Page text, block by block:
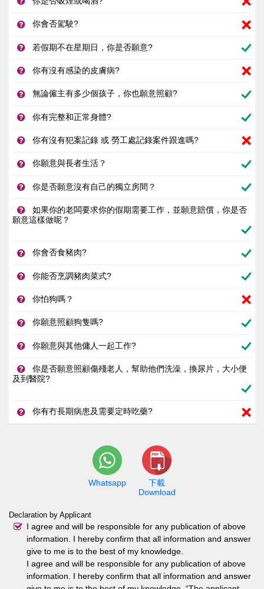
你會否駕駛?
若假期不在星期日，你是否願意?
你有沒有感染的皮膚病?
無論僱主有多少個孩子，你也願意照顧?
你有完整和正常身體?
你有沒有犯案記錄 或 勞工處記錄案件跟進嗎?
你願意與長者生活？
你是否願意沒有自己的獨立房間？
如果你的老闆要求你的假期需要工作，並願意賠償，你是否
願意這樣做呢？
你會否食豬肉?
你能否烹調豬肉菜式?
你怕狗嗎？
你願意照顧狗隻嗎?
你願意與其他傭人一起工作?
你是否願意照顧傷殘老人，幫助他們洗澡，換尿片，大小便
及到醫院?
你有冇長期病患及需要定時吃藥?
Whatsapp
下載
Download
Declaration by Applicant
I agree and will be responsible for any publication of above
information. I hereby confirm that all information and answer
give to me is to the best of my knowledge.
I agree and will be responsible for any publication of above
information. I hereby confirm that all information and answer